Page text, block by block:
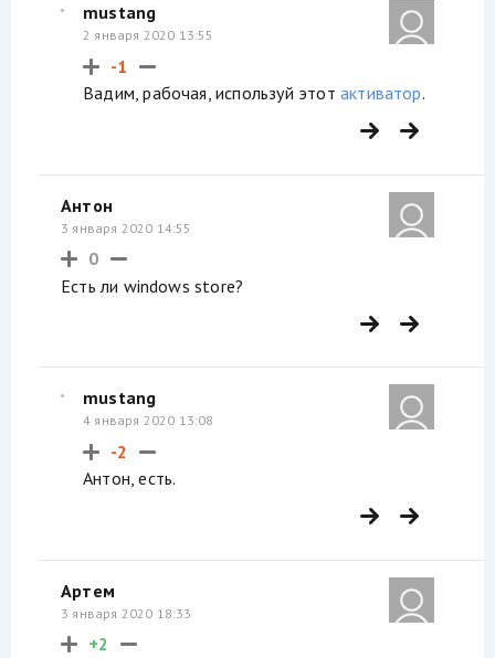
mustang
2 января 2020 13:55
-1
Вадим, рабочая, используй этот активатор.
Антон
3 января 2020 14:55
0
Есть ли windows store?
mustang
4 января 2020 13:08
-2
Антон, есть.
Артем
3 января 2020 18:33
+2